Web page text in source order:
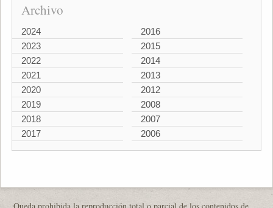
Archivo
2024
2023
2022
2021
2020
2019
2018
2017
2016
2015
2014
2013
2012
2008
2007
2006
Queda prohibida la reproducción total o parcial de los contenidos de